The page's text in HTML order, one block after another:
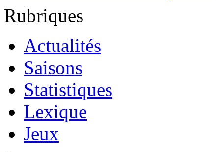
Rubriques
Actualités
Saisons
Statistiques
Lexique
Jeux